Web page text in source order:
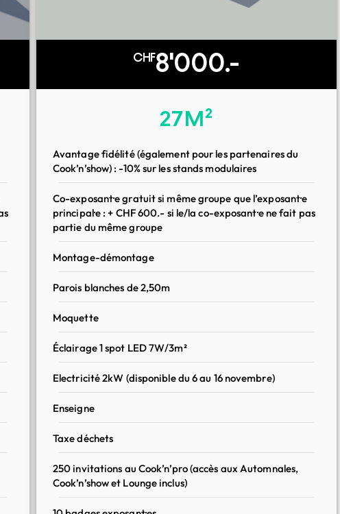
CHF8'000.-
27M²
Avantage fidélité (également pour les partenaires du
Cook’n’show) : -10% sur les stands modulaires
Co-exposant·e gratuit si même groupe que l’exposant·e
principal·e : + CHF 600.- si le/la co-exposant·e ne fait pas
partie du même groupe
Montage-démontage
Parois blanches de 2,50m
Moquette
Éclairage 1 spot LED 7W/3m²
Electricité 2kW (disponible du 6 au 16 novembre)
Enseigne
Taxe déchets
250 invitations au Cook’n’pro (accès aux Automnales,
Cook’n’show et Lounge inclus)
:
: +
3x2m
3'000.-
Pack pro
Publication LinkedIn dédiée : touchez notre communauté
B2B et valorisez votre présence
Accès illimité à Cook’n’pro et au Lounge : accueillez vos
partenaires dans un espace business privilégié
Logo sur le plan du Cook’n’pro en ligne et sur place, pour
renforcer votre visibilité auprès des visiteur·ses
Prix en CHF et hors TVA